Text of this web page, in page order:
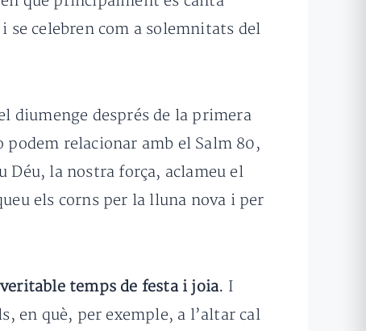
se celebren com a solemnitats del
diumenge després de la primera
relacionar amb el Salm 80,
Déu, la nostra força, aclameu el
els corns per la lluna nova i per
veritable temps de festa i joia. I
en què, per exemple, a l’altar cal